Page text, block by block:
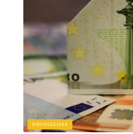
DÉFISCALISER